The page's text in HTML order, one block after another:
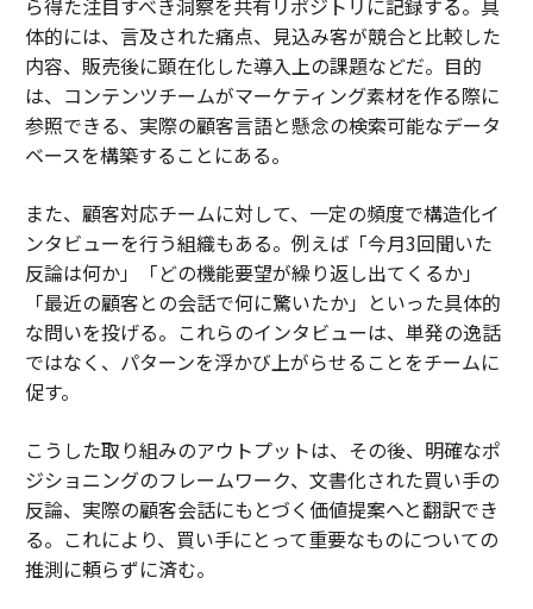
ら得た注目すべき洞察を共有リポジトリに記録する。具
体的には、言及された痛点、見込み客が競合と比較した
内容、販売後に顕在化した導入上の課題などだ。目的
は、コンテンツチームがマーケティング素材を作る際に
参照できる、実際の顧客言語と懸念の検索可能なデータ
ベースを構築することにある。
また、顧客対応チームに対して、一定の頻度で構造化イ
ンタビューを行う組織もある。例えば「今月3回聞いた
反論は何か」「どの機能要望が繰り返し出てくるか」
「最近の顧客との会話で何に驚いたか」といった具体的
な問いを投げる。これらのインタビューは、単発の逸話
ではなく、パターンを浮かび上がらせることをチームに
促す。
こうした取り組みのアウトプットは、その後、明確なポ
ジショニングのフレームワーク、文書化された買い手の
反論、実際の顧客会話にもとづく価値提案へと翻訳でき
る。これにより、買い手にとって重要なものについての
推測に頼らずに済む。